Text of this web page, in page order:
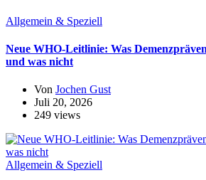
Allgemein & Speziell
Neue WHO-Leitlinie: Was
und was nicht
Von Jochen Gust
Juli 20, 2026
249 views
Allgemein & Speziell